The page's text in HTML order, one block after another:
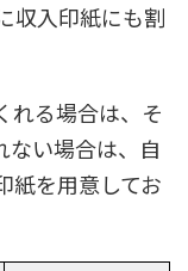
収入印紙にも割
れる場合は、そ
ない場合は、自
紙を用意してお